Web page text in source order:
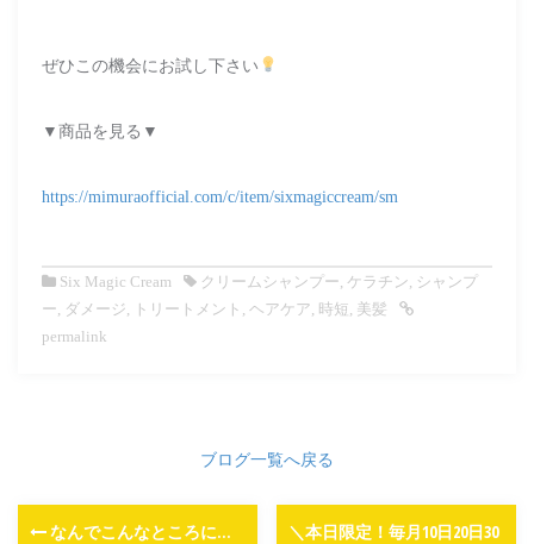
ぜひこの機会にお試し下さい
▼商品を見る▼
https://mimuraofficial.com/c/item/sixmagiccream/sm
Six Magic Cream クリームシャンプー, ケラチン, シャンプ
ー, ダメージ, トリートメント , ヘアケア, 時短, 美髪
permalink
ブログ一覧へ戻る
なんでこんなところに…
＼本日限定！毎月10日20日30